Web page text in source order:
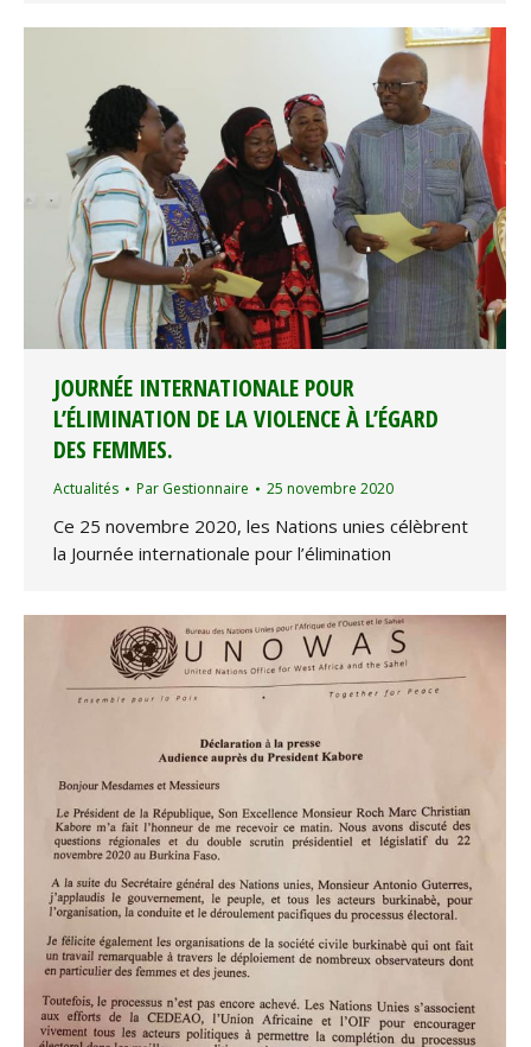
JOURNÉE INTERNATIONALE POUR
L’ÉLIMINATION DE LA VIOLENCE À L’ÉGARD
DES FEMMES.
Actualités Par Gestionnaire 25 novembre 2020
Ce 25 novembre 2020, les Nations unies célèbrent
la Journée internationale pour l’élimination